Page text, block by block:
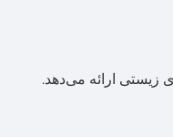
زیستی ارائه می‌دهد.